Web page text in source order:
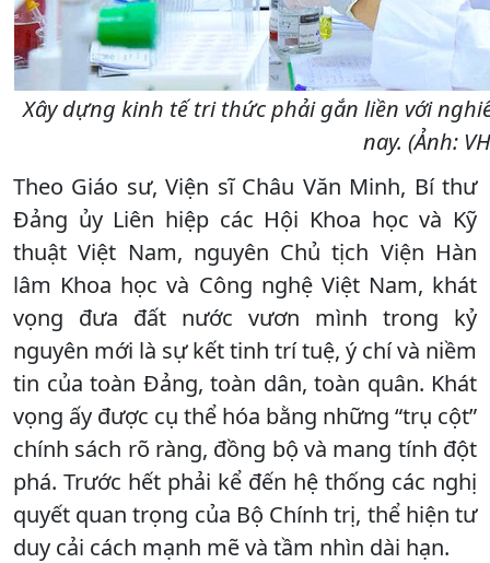
Xây dựng kinh tế tri thức phải gắn liền với
nay. (Ảnh:
Theo Giáo sư, Viện sĩ Châu Văn Minh, Bí thư
Đảng ủy Liên hiệp các Hội Khoa học và Kỹ
thuật Việt Nam, nguyên Chủ tịch Viện Hàn
lâm Khoa học và Công nghệ Việt Nam, khát
vọng đưa đất nước vươn mình trong kỷ
nguyên mới là sự kết tinh trí tuệ, ý chí và niềm
tin của toàn Đảng, toàn dân, toàn quân. Khát
vọng ấy được cụ thể hóa bằng những “trụ cột”
chính sách rõ ràng, đồng bộ và mang tính đột
phá. Trước hết phải kể đến hệ thống các nghị
quyết quan trọng của Bộ Chính trị, thể hiện tư
duy cải cách mạnh mẽ và tầm nhìn dài hạn.